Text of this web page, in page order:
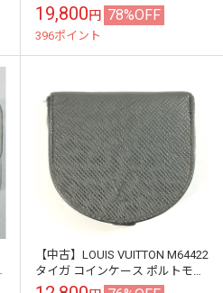
19,800円 78%OFF
396ポイント
【中古】LOUIS VUITTON M64422
タイガ コインケース ポルトモ
ネ・キュヴェット アルドワーズ